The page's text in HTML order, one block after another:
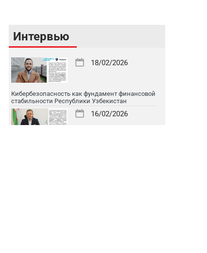
Интервью
18/02/2026
Кибербезопасность как фундамент финансовой
стабильности Республики Узбекистан
16/02/2026